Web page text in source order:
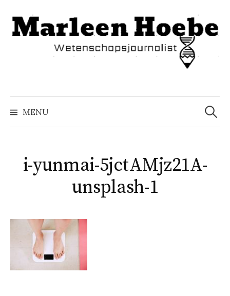
inhoud
springen
MENU
Zoeken
naar:
i-yunmai-5jctAMjz21A-
unsplash-1